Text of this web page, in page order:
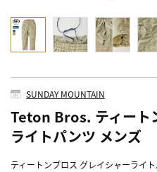
SUNDAY MOUNTAIN
Teton Bros. ティート
ライトパンツ メンズ
ティートンブロス グレイシャーライ